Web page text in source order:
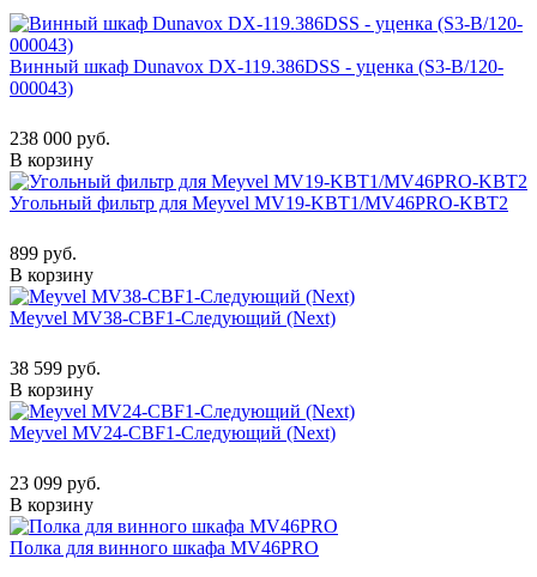
Винный шкаф Dunavox DX-119.386DSS - уценка (S3-B/120-
000043)
238 000 руб.
В корзину
Угольный фильтр для Meyvel MV19-KBT1/MV46PRO-KBT2
899 руб.
В корзину
Meyvel MV38-CBF1-Следующий (Next)
38 599 руб.
В корзину
Meyvel MV24-CBF1-Следующий (Next)
23 099 руб.
В корзину
Полка для винного шкафа MV46PRO